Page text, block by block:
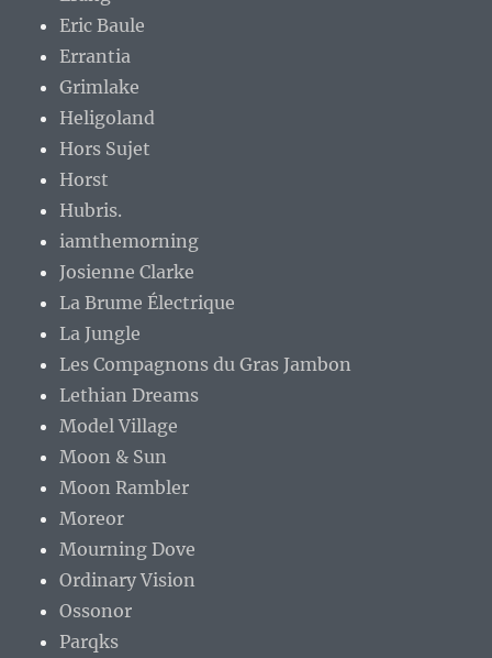
Eric Baule
Errantia
Grimlake
Heligoland
Hors Sujet
Horst
Hubris.
iamthemorning
Josienne Clarke
La Brume Électrique
La Jungle
Les Compagnons du Gras Jambon
Lethian Dreams
Model Village
Moon & Sun
Moon Rambler
Moreor
Mourning Dove
Ordinary Vision
Ossonor
Parqks